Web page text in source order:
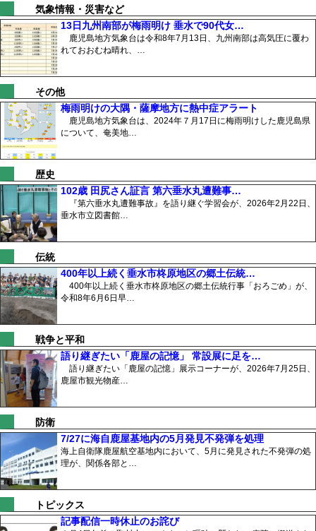
気象情報・災害など
13日九州南部が梅雨明け 垂水で90代女…
鹿児島地方気象台は令和8年7月13日、九州南部は高気圧に覆わ
れておおむね晴れ、…
その他
梅雨明けの大隅・薩摩地方に熱中症アラート
鹿児島地方気象台は、2024年７月17日に梅雨明けした鹿児島県
について、奄美地…
歴史
102歳 田尻さん証言 第六垂水丸遭難事…
『第六垂水丸遭難事故』を語り継ぐ学習会が、2026年2月22日、
垂水市立図書館…
伝統
400年以上続く垂水市柊原地区の郷土伝統…
400年以上続く垂水市柊原地区の郷土伝統行事「おろごめ」が、
令和8年6月6日早…
戦争と平和
語り継ぎたい「鹿屋の記憶」 常設展に足を…
語り継ぎたい「鹿屋の記憶」展示コーナーが、2026年7月25日、
鹿屋市観光物産…
防衛
7/27に海自鹿屋基地内の5月発見不発弾を処理
海上自衛隊鹿屋航空基地内において、5月に発見された不発弾の処
理が、関係各部と…
トピックス
記事配信一時休止のお詫び